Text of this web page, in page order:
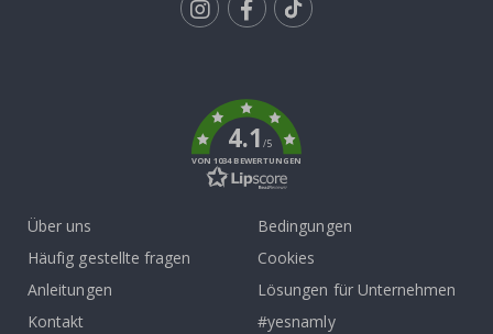
4.1/5
VON 1034 BEWERTUNGEN
Über uns
Häufig gestellte fragen
Anleitungen
Kontakt
Bedingungen
Cookies
Lösungen für Unternehmen
#yesnamly